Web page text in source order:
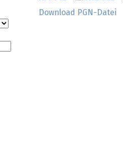
Download PGN-Datei